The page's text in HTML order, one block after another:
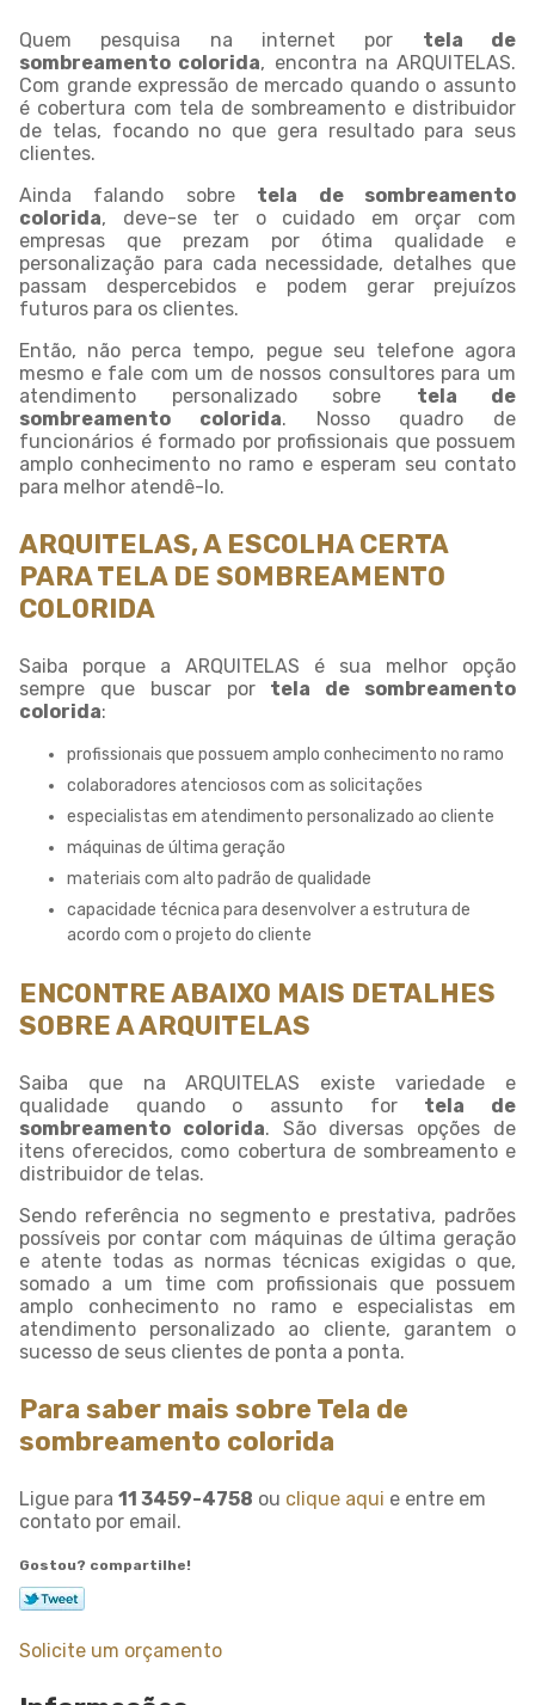
Quem pesquisa na internet por tela de
sombreamento colorida, encontra na ARQUITELAS.
Com grande expressão de mercado quando o assunto
é cobertura com tela de sombreamento e distribuidor
de telas, focando no que gera resultado para seus
clientes.
Ainda falando sobre tela de sombreamento
colorida, deve-se ter o cuidado em orçar com
empresas que prezam por ótima qualidade e
personalização para cada necessidade, detalhes que
passam despercebidos e podem gerar prejuízos
futuros para os clientes.
Então, não perca tempo, pegue seu telefone agora
mesmo e fale com um de nossos consultores para um
atendimento personalizado sobre tela de
sombreamento colorida. Nosso quadro de
funcionários é formado por profissionais que possuem
amplo conhecimento no ramo e esperam seu contato
para melhor atendê-lo.
ARQUITELAS, A ESCOLHA CERTA
PARA TELA DE SOMBREAMENTO
COLORIDA
Saiba porque a ARQUITELAS é sua melhor opção
sempre que buscar por tela de sombreamento
colorida:
profissionais que possuem amplo conhecimento no ramo
colaboradores atenciosos com as solicitações
especialistas em atendimento personalizado ao cliente
máquinas de última geração
materiais com alto padrão de qualidade
capacidade técnica para desenvolver a estrutura de
acordo com o projeto do cliente
ENCONTRE ABAIXO MAIS DETALHES
SOBRE A ARQUITELAS
Saiba que na ARQUITELAS existe variedade e
qualidade quando o assunto for tela de
sombreamento colorida. São diversas opções de
itens oferecidos, como cobertura de sombreamento e
distribuidor de telas.
Sendo referência no segmento e prestativa, padrões
possíveis por contar com máquinas de última geração
e atente todas as normas técnicas exigidas o que,
somado a um time com profissionais que possuem
amplo conhecimento no ramo e especialistas em
atendimento personalizado ao cliente, garantem o
sucesso de seus clientes de ponta a ponta.
Para saber mais sobre Tela de
sombreamento colorida
Ligue para 11 3459-4758 ou clique aqui e entre em
contato por email.
Gostou? compartilhe!
Solicite um orçamento